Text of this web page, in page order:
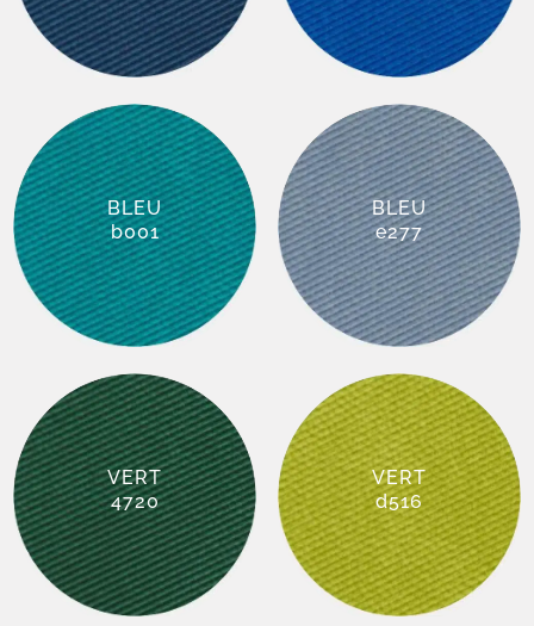
BLEU
b001
BLEU
e277
VERT
4720
VERT
d516